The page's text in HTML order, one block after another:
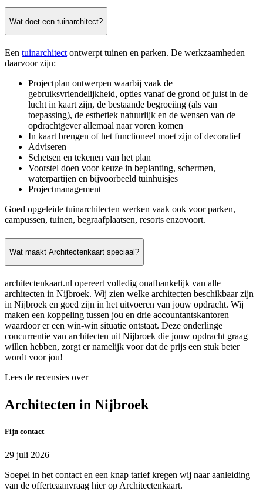
Wat doet een tuinarchitect?
Een tuinarchitect ontwerpt tuinen en parken. De werkzaamheden
daarvoor zijn:
Projectplan ontwerpen waarbij vaak de
gebruiksvriendelijkheid, opties vanaf de grond of juist in de
lucht in kaart zijn, de bestaande begroeiing (als van
toepassing), de esthetiek natuurlijk en de wensen van de
opdrachtgever allemaal naar voren komen
In kaart brengen of het functioneel moet zijn of decoratief
Adviseren
Schetsen en tekenen van het plan
Voorstel doen voor keuze in beplanting, schermen,
waterpartijen en bijvoorbeeld tuinhuisjes
Projectmanagement
Goed opgeleide tuinarchitecten werken vaak ook voor parken,
campussen, tuinen, begraafplaatsen, resorts enzovoort.
Wat maakt Architectenkaart speciaal?
architectenkaart.nl opereert volledig onafhankelijk van alle
architecten in Nijbroek. Wij zien welke architecten beschikbaar zijn
in Nijbroek en goed zijn in het uitvoeren van jouw opdracht. Wij
maken een koppeling tussen jou en drie accountantskantoren
waardoor er een win-win situatie ontstaat. Deze onderlinge
concurrentie van architecten uit Nijbroek die jouw opdracht graag
willen hebben, zorgt er namelijk voor dat de prijs een stuk beter
wordt voor jou!
Lees de recensies over
Architecten in Nijbroek
Fijn contact
29 juli 2026
Soepel in het contact en een knap tarief kregen wij naar aanleiding
van de offerteaanvraag hier op Architectenkaart.